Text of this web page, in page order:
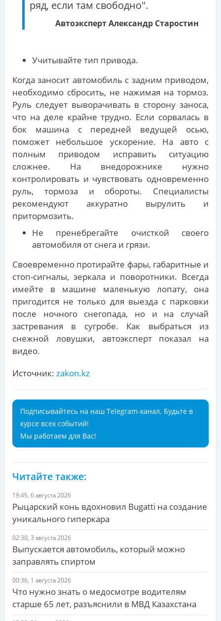
ряд, если там свободно".
Автоэксперт Александр Старостин
Учитывайте тип привода.
Когда заносит автомобиль с задним приводом,
необходимо сбросить, не нажимая на тормоз.
Руль следует выворачивать в сторону заноса,
что на деле крайне трудно. Если сорвалась в
бок машина с передней ведущей осью,
поможет небольшое ускорение. На авто с
полным приводом исправить ситуацию
сложнее. На внедорожнике нужно
контролировать и чувствовать одновременно
руль, тормоза и обороты. Специалисты
рекомендуют аккуратно вырулить и
притормозить.
Не пренебрегайте очисткой своего
автомобиля от снега и грязи.
Своевременно протирайте фары, габаритные и
стоп-сигналы, зеркала и поворотники. Всегда
имейте в машине маленькую лопату, она
пригодится не только для выезда с парковки
после ночного снегопада, но и на случай
застревания в сугробе. Как выбраться из
снежной ловушки, автоэксперт показал на
видео.
Источник: zakon.kz
Подписывайтесь на наш Telegram-канал. Будьте в
курсе всех событий!
Мы работаем для Вас!
Читайте также:
19:45, 6 августа 2026
Рыцарский конь вдохновил Bugatti на создание
уникального гиперкара
02:30, 3 августа 2026
Выпускается автомобиль, который можно
заправлять спиртом
00:36, 1 августа 2026
Что нужно знать о медосмотре водителям
старше 65 лет, разъяснили в МВД Казахстана